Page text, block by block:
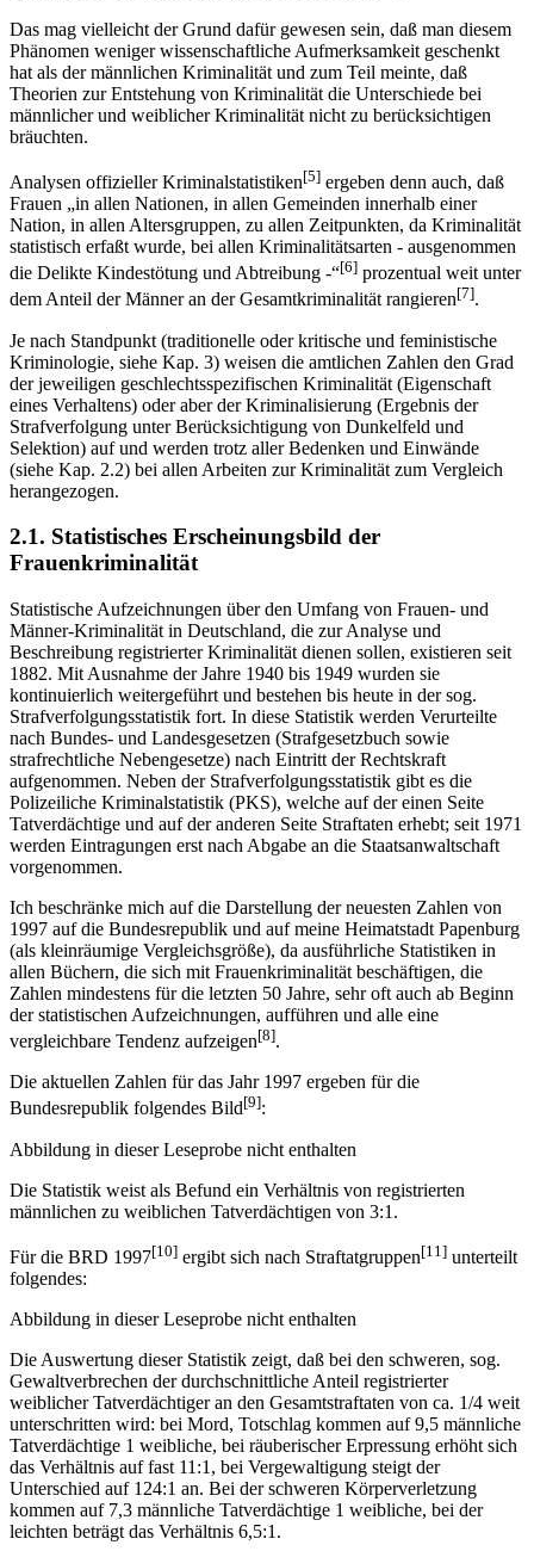
Das mag vielleicht der Grund dafür gewesen sein, daß man diesem
Phänomen weniger wissenschaftliche Aufmerksamkeit geschenkt
hat als der männlichen Kriminalität und zum Teil meinte, daß
Theorien zur Entstehung von Kriminalität die Unterschiede bei
männlicher und weiblicher Kriminalität nicht zu berücksichtigen
bräuchten.
Analysen offizieller Kriminalstatistiken[5] ergeben denn auch, daß
Frauen „in allen Nationen, in allen Gemeinden innerhalb einer
Nation, in allen Altersgruppen, zu allen Zeitpunkten, da Kriminalität
statistisch erfaßt wurde, bei allen Kriminalitätsarten - ausgenommen
die Delikte Kindestötung und Abtreibung -“[6] prozentual weit unter
dem Anteil der Männer an der Gesamtkriminalität rangieren[7].
Je nach Standpunkt (traditionelle oder kritische und feministische
Kriminologie, siehe Kap. 3) weisen die amtlichen Zahlen den Grad
der jeweiligen geschlechtsspezifischen Kriminalität (Eigenschaft
eines Verhaltens) oder aber der Kriminalisierung (Ergebnis der
Strafverfolgung unter Berücksichtigung von Dunkelfeld und
Selektion) auf und werden trotz aller Bedenken und Einwände
(siehe Kap. 2.2) bei allen Arbeiten zur Kriminalität zum Vergleich
herangezogen.
2.1. Statistisches Erscheinungsbild der
Frauenkriminalität
Statistische Aufzeichnungen über den Umfang von Frauen- und
Männer-Kriminalität in Deutschland, die zur Analyse und
Beschreibung registrierter Kriminalität dienen sollen, existieren seit
1882. Mit Ausnahme der Jahre 1940 bis 1949 wurden sie
kontinuierlich weitergeführt und bestehen bis heute in der sog.
Strafverfolgungsstatistik fort. In diese Statistik werden Verurteilte
nach Bundes- und Landesgesetzen (Strafgesetzbuch sowie
strafrechtliche Nebengesetze) nach Eintritt der Rechtskraft
aufgenommen. Neben der Strafverfolgungsstatistik gibt es die
Polizeiliche Kriminalstatistik (PKS), welche auf der einen Seite
Tatverdächtige und auf der anderen Seite Straftaten erhebt; seit 1971
werden Eintragungen erst nach Abgabe an die Staatsanwaltschaft
vorgenommen.
Ich beschränke mich auf die Darstellung der neuesten Zahlen von
1997 auf die Bundesrepublik und auf meine Heimatstadt Papenburg
(als kleinräumige Vergleichsgröße), da ausführliche Statistiken in
allen Büchern, die sich mit Frauenkriminalität beschäftigen, die
Zahlen mindestens für die letzten 50 Jahre, sehr oft auch ab Beginn
der statistischen Aufzeichnungen, aufführen und alle eine
vergleichbare Tendenz aufzeigen[8].
Die aktuellen Zahlen für das Jahr 1997 ergeben für die
Bundesrepublik folgendes Bild[9]:
Abbildung in dieser Leseprobe nicht enthalten
Die Statistik weist als Befund ein Verhältnis von registrierten
männlichen zu weiblichen Tatverdächtigen von 3:1.
Für die BRD 1997[10] ergibt sich nach Straftatgruppen[11] unterteilt
folgendes:
Abbildung in dieser Leseprobe nicht enthalten
Die Auswertung dieser Statistik zeigt, daß bei den schweren, sog.
Gewaltverbrechen der durchschnittliche Anteil registrierter
weiblicher Tatverdächtiger an den Gesamtstraftaten von ca. 1/4 weit
unterschritten wird: bei Mord, Totschlag kommen auf 9,5 männliche
Tatverdächtige 1 weibliche, bei räuberischer Erpressung erhöht sich
das Verhältnis auf fast 11:1, bei Vergewaltigung steigt der
Unterschied auf 124:1 an. Bei der schweren Körperverletzung
kommen auf 7,3 männliche Tatverdächtige 1 weibliche, bei der
leichten beträgt das Verhältnis 6,5:1.